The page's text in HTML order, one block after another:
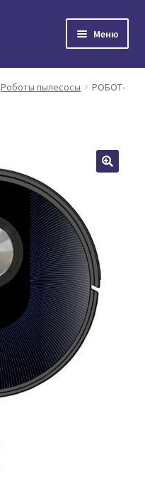
Меню
Роботы пылесосы
РОБОТ-